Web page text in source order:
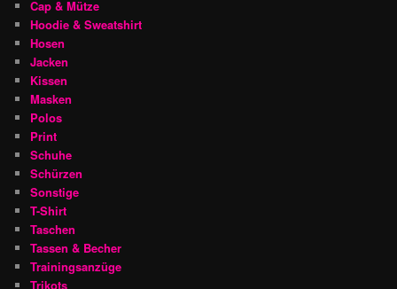
Cap & Mütze
Hoodie & Sweatshirt
Hosen
Jacken
Kissen
Masken
Polos
Print
Schuhe
Schürzen
Sonstige
T-Shirt
Taschen
Tassen & Becher
Trainingsanzüge
Trikots